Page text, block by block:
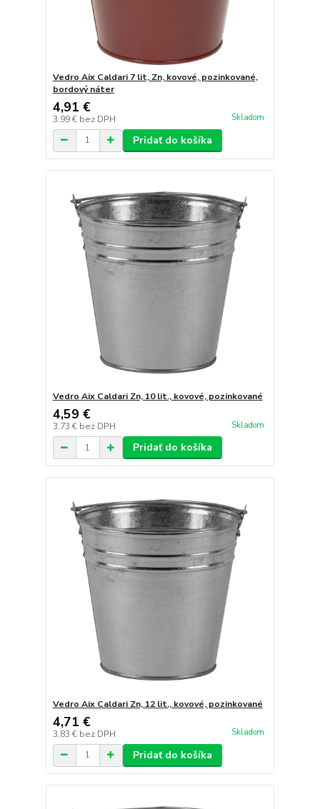
Vedro Aix Caldari 7 lit, Zn, kovové, pozinkované,
bordový náter
4,91 €
3,99 € bez DPH Skladom
Pridať do košíka
Vedro Aix Caldari Zn, 10 lit., kovové, pozinkované
4,59 €
3,73 € bez DPH Skladom
Pridať do košíka
Vedro Aix Caldari Zn, 12 lit., kovové, pozinkované
4,71 €
3,83 € bez DPH Skladom
Pridať do košíka